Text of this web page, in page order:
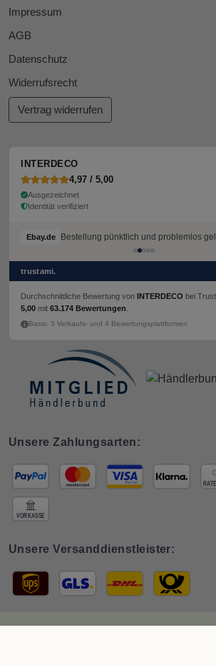
Impressum
AGB
Datenschutz
Widerrufsrecht
Vertrag widerrufen
INTERDECO
4,97 / 5,00
Ausgezeichnet
Identität verifiziert
Ebay.de Bestellung pünktlich und problemlos
Ebay.de Bestellung pünktlich und problemlos
trustami.
Durchschnittliche Bewertung von INTERDECO bei
5,00 mit 63.174 Bewertungen
Basis: 3 Verkaufs- und 4 Bewertungsplattformen
Unsere Zahlungsarten:
Unsere Versanddienstleister: